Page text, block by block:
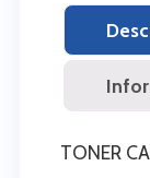
TONER